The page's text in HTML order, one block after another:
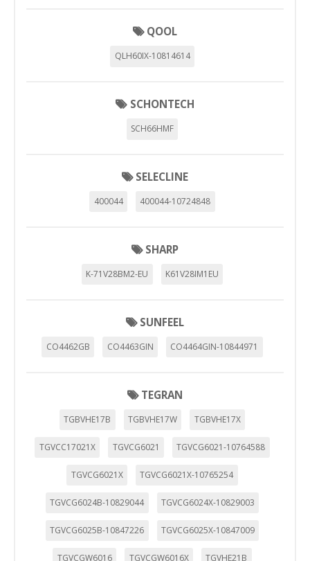
QOOL
QLH60IX-10814614
SCHONTECH
SCH66HMF
SELECLINE
400044 400044-10724848
SHARP
K-71V28BM2-EU K61V28IM1EU
SUNFEEL
CO4462GB CO4463GIN CO4464GIN-10844971
TEGRAN
TGBVHE17B TGBVHE17W TGBVHE17X
TGVCC17021X TGVCG6021 TGVCG6021-10764588
TGVCG6021X TGVCG6021X-10765254
TGVCG6024B-10829044 TGVCG6024X-10829003
TGVCG6025B-10847226 TGVCG6025X-10847009
TGVCGW6016 TGVCGW6016X TGVHE21B
Puedes volver a configurar tus cookies desde la sección